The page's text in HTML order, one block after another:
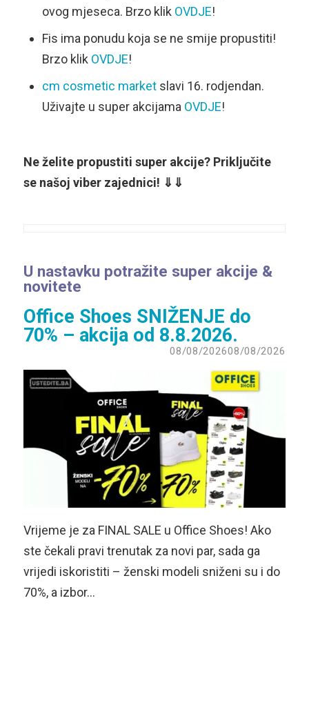
ovog mjeseca. Brzo klik OVDJE!
Fis ima ponudu koja se ne smije propustiti!
Brzo klik OVDJE!
cm cosmetic marketslavi 16. rodjendan.
Uživajte u super akcijama OVDJE!
Ne želite propustiti super akcije? Priključite
se našoj viber zajednici! ⇓⇓
U nastavku potražite super akcije &
novitete
Office Shoes SNIŽENJE do
70% – akcija od 8.8.2026.
08/08/202608/08/2026
Vrijeme je za FINAL SALE u Office Shoes! Ako
ste čekali pravi trenutak za novi par, sada ga
vrijedi iskoristiti – ženski modeli sniženi su i do
70%, a izbor…